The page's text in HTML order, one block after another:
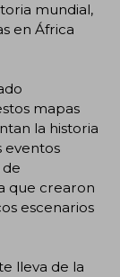
mundial,
en África
mapas
la historia
eventos
que crearon
escenarios
lleva de la